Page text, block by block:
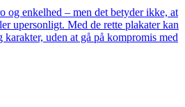
og enkelhed – men det betyder ikke, at
upersonligt. Med de rette plakater kan
uden at gå på kompromis med